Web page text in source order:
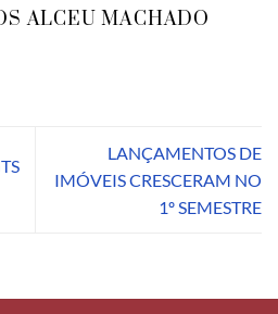
ALCEU MACHADO
LANÇAMENTOS DE
IMÓVEIS CRESCERAM NO
1º SEMESTRE